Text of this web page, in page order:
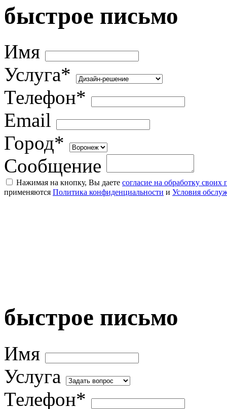
быстрое письмо
Имя
Услуга*
Телефон*
Email
Город*
Сообщение
Нажимая на кнопку, Вы даете согласие на обработку
применяются Политика конфиденциальности и Условия
быстрое письмо
Имя
Услуга
Телефон*